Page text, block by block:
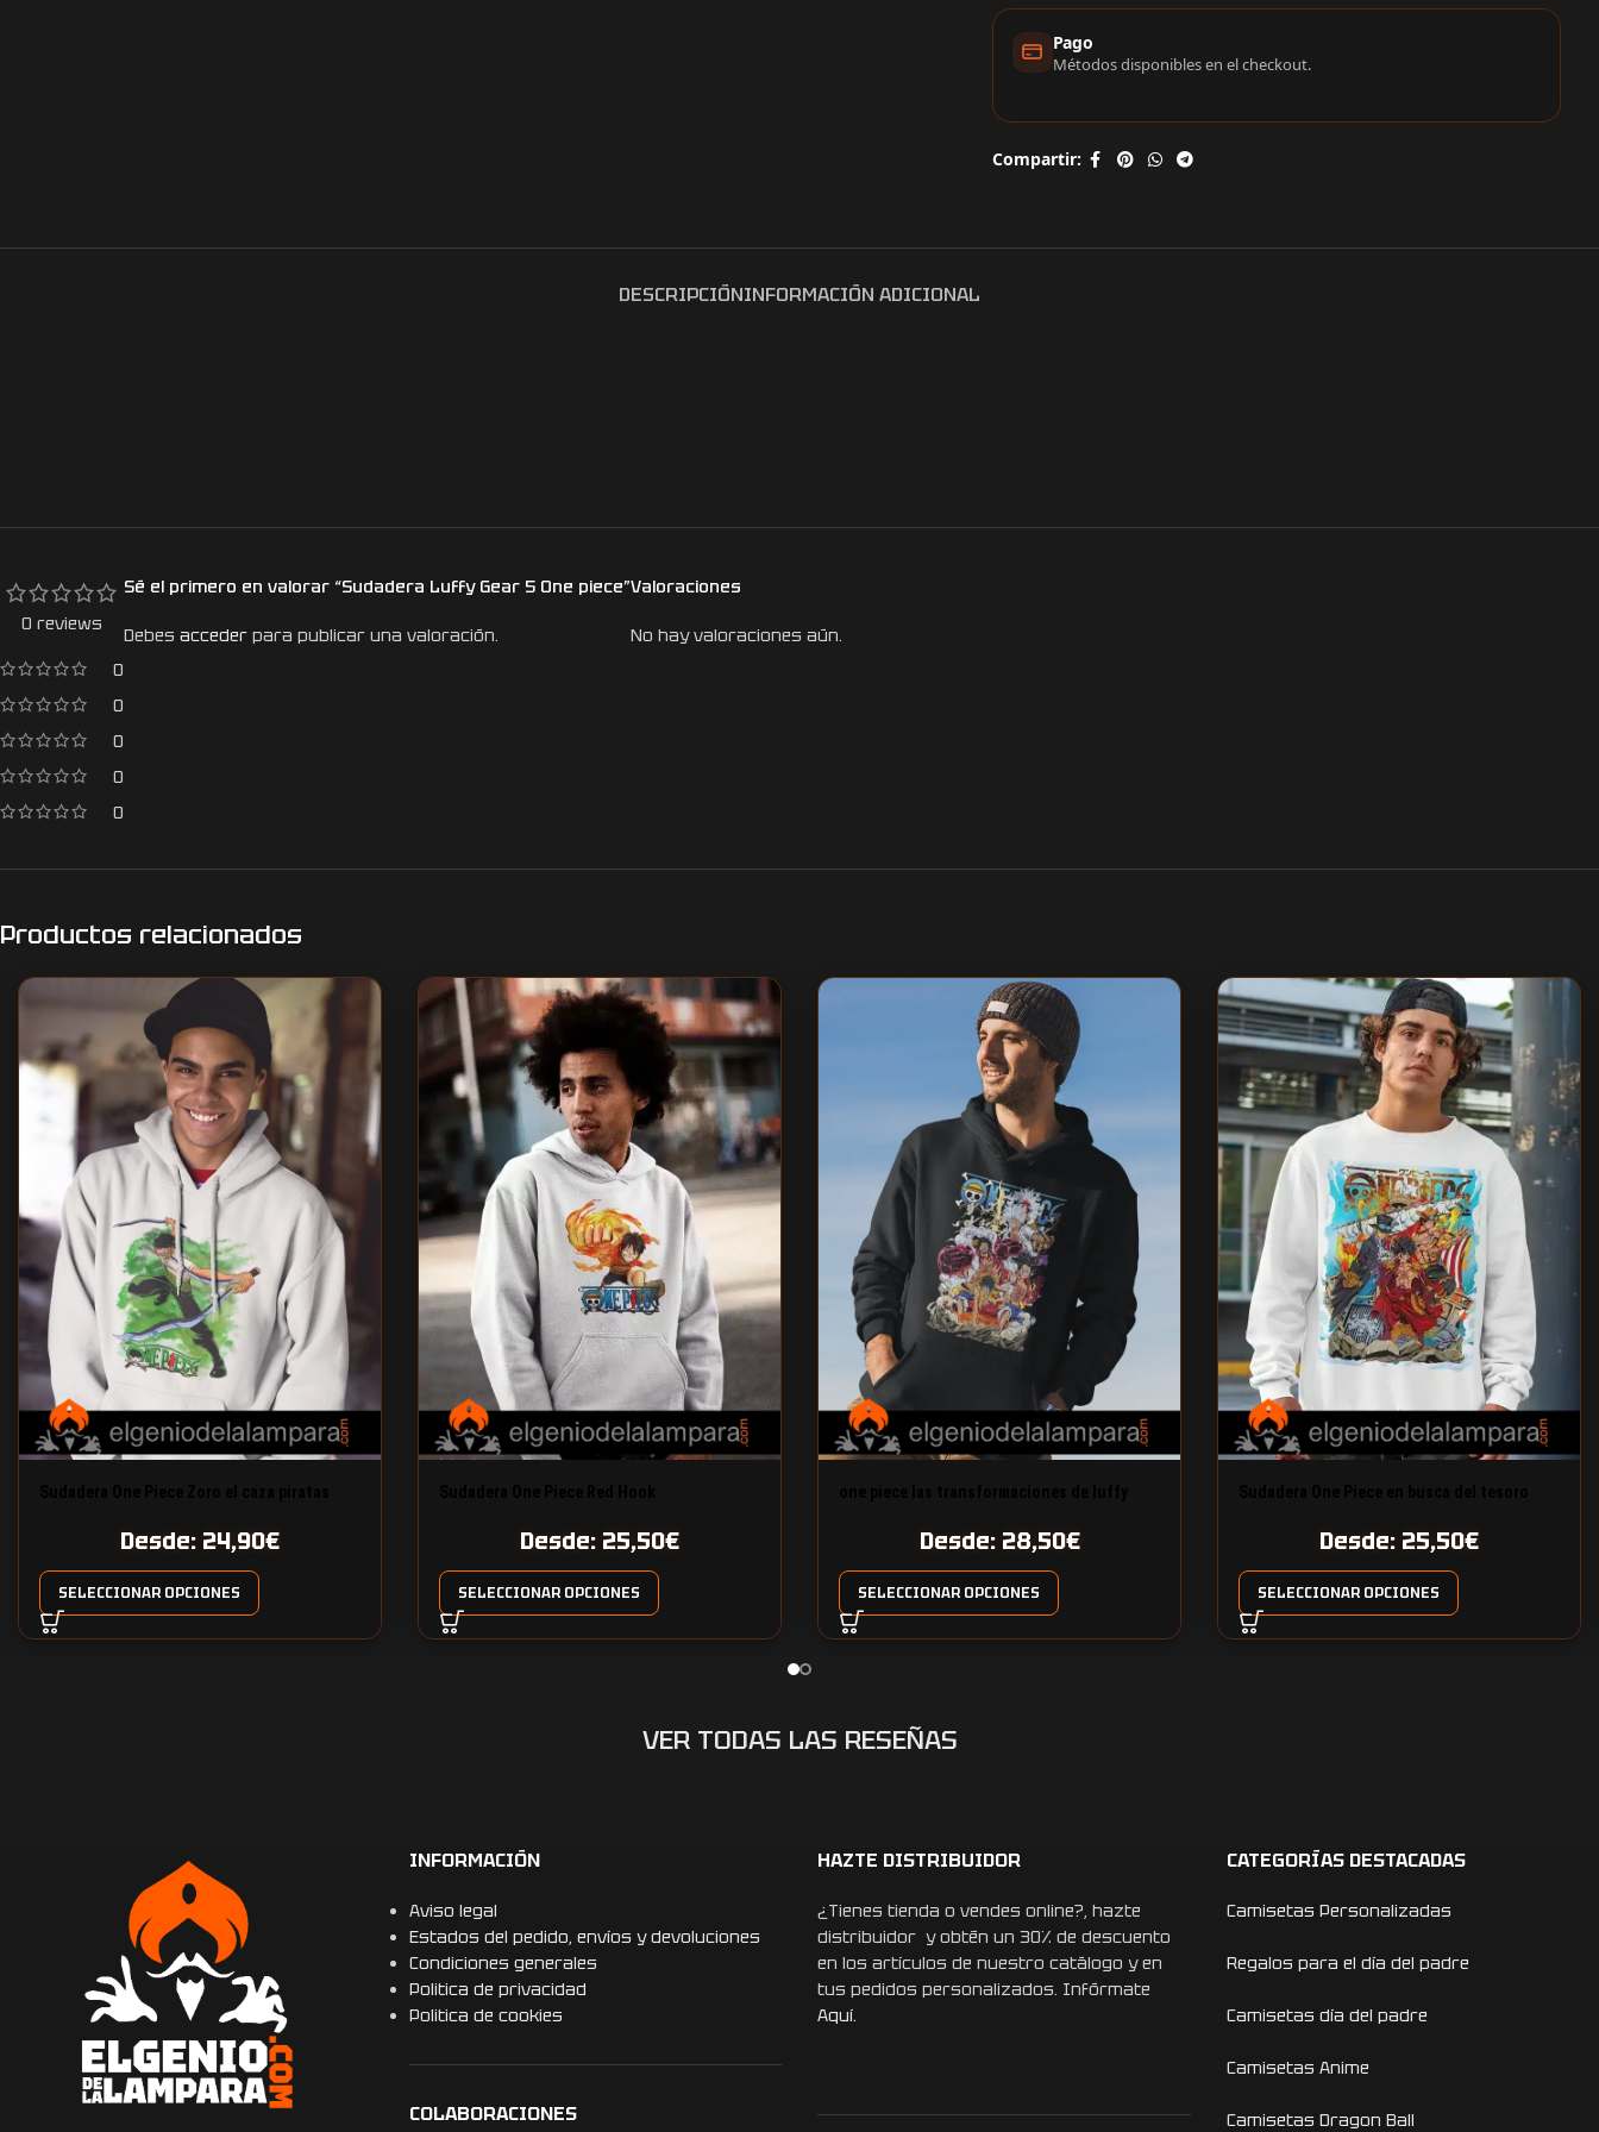
Pago
Métodos disponibles en el checkout.
Compartir:
DESCRIPCIÓNINFORMACIÓN ADICIONAL
0 reviews
0
0
0
0
0
Valoraciones
No hay valoraciones aún.
Sé el primero en valorar “Sudadera Luffy Gear 5 One piece”
Debes acceder para publicar una valoración.
Productos relacionados
Desde: 24,90€
SELECCIONAR OPCIONES
Desde: 25,50€
SELECCIONAR OPCIONES
Desde: 28,50€
SELECCIONAR OPCIONES
Desde: 25,50€
SELECCIONAR OPCIONES
VER TODAS LAS RESEÑAS
INFORMACIÓN
Aviso legal
Estados del pedido, envíos y devoluciones
Condiciones generales
Politica de privacidad
Politica de cookies
COLABORACIONES
HAZTE DISTRIBUIDOR
¿Tienes tienda o vendes online?, hazte
distribuidor y obtén un 30% de descuento
en los artículos de nuestro catálogo y en
tus pedidos personalizados. Infórmate
Aquí.
CATEGORÍAS DESTACADAS
Camisetas Personalizadas
Regalos para el día del padre
Camisetas día del padre
Camisetas Anime
Camisetas Dragon Ball